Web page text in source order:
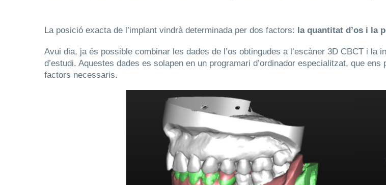
La posició exacta de l’implant vindrà determinada per dos factors: la quantitat d’os i la
Avui dia, ja és possible combinar les dades de l’os obtingudes a l’escàner 3D CBCT i
d’estudi. Aquestes dades es solapen en un programari d’ordinador especialitzat, que
factors necessaris.